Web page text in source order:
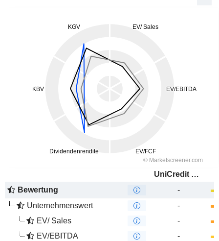
UniCredit S.p.A.
Bewertung
-
Unternehmenswert
-
EV/ Sales
-
EV/EBITDA
-